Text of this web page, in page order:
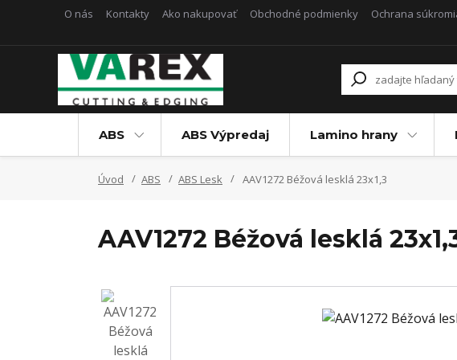
O nás Kontakty Ako nakupovať Obchodné podmienky Ochrana
ABS ABS Výpredaj Lamino hrany
Úvod ABS ABS Lesk AAV1272 Béžová lesklá 23x1,3
AAV1272 Béžová lesklá